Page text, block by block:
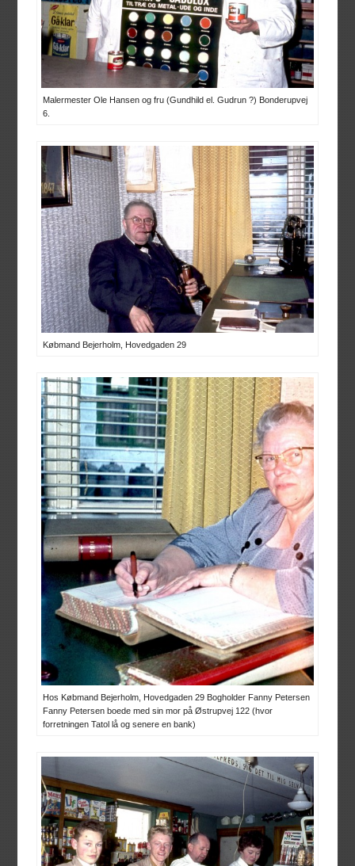
Malermester Ole Hansen og fru (Gundhild el. Gudrun ?) Bonderupvej
6.
Købmand Bejerholm, Hovedgaden 29
Hos Købmand Bejerholm, Hovedgaden 29 Bogholder Fanny Petersen
Fanny Petersen boede med sin mor på Østrupvej 122 (hvor
forretningen Tatol lå og senere en bank)